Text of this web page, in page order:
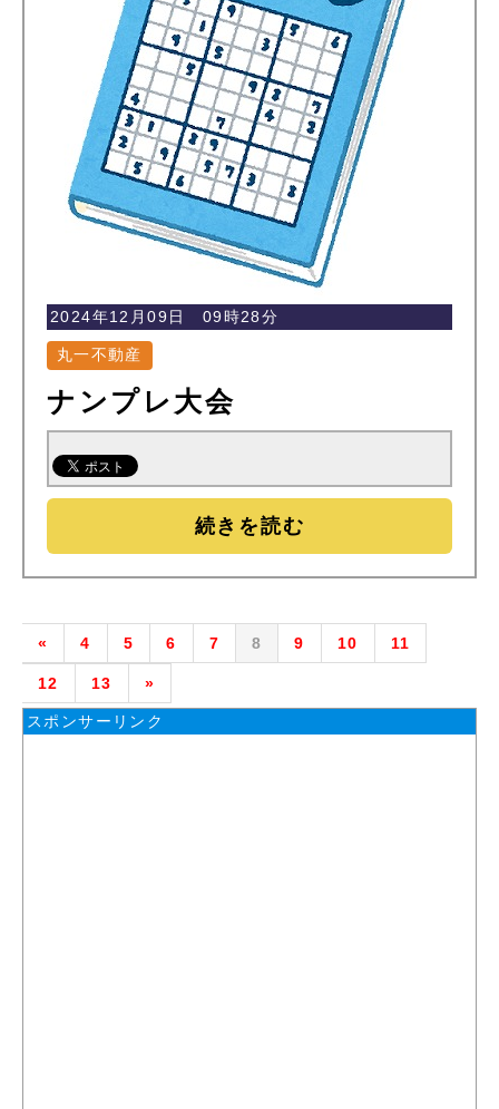
2024年12月09日 09時28分
丸一不動産
ナンプレ大会
続きを読む
« 4 5 6 7 8 9 10 11
12 13 »
スポンサーリンク